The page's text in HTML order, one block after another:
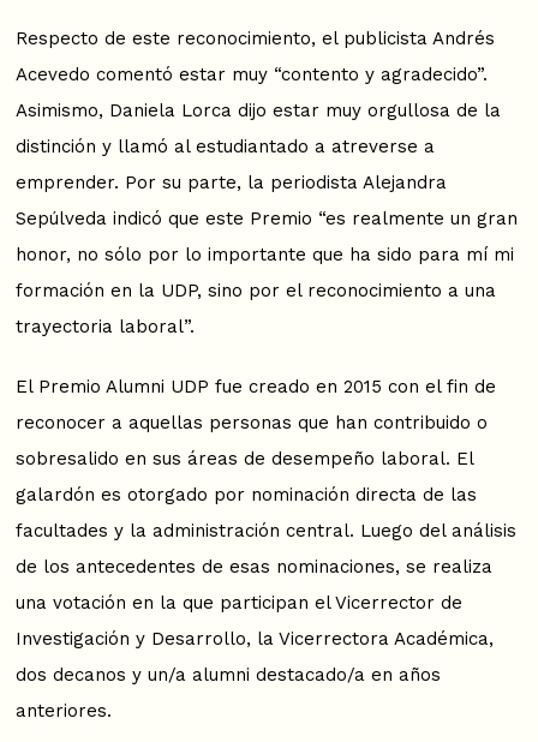
Respecto de este reconocimiento, el publicista Andrés
Acevedo comentó estar muy “contento y agradecido”.
Asimismo, Daniela Lorca dijo estar muy orgullosa de la
distinción y llamó al estudiantado a atreverse a
emprender. Por su parte, la periodista Alejandra
Sepúlveda indicó que este Premio “es realmente un gran
honor, no sólo por lo importante que ha sido para mí mi
formación en la UDP, sino por el reconocimiento a una
trayectoria laboral”.
El Premio Alumni UDP fue creado en 2015 con el fin de
reconocer a aquellas personas que han contribuido o
sobresalido en sus áreas de desempeño laboral. El
galardón es otorgado por nominación directa de las
facultades y la administración central. Luego del análisis
de los antecedentes de esas nominaciones, se realiza
una votación en la que participan el Vicerrector de
Investigación y Desarrollo, la Vicerrectora Académica,
dos decanos y un/a alumni destacado/a en años
anteriores.